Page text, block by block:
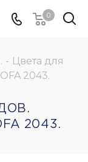
0
- Цвета для
2043.
2043.